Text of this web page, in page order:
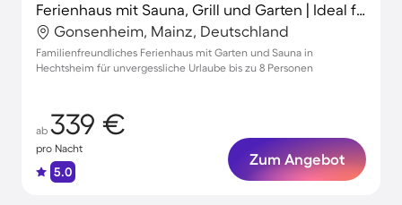
Ferienhaus mit Sauna, Grill und Garten | Ideal für Homeoffice
Gonsenheim, Mainz, Deutschland
Familienfreundliches Ferienhaus mit Garten und Sauna in
Hechtsheim für unvergessliche Urlaube bis zu 8 Personen
ab 339 €
pro Nacht
5.0
Zum Angebot